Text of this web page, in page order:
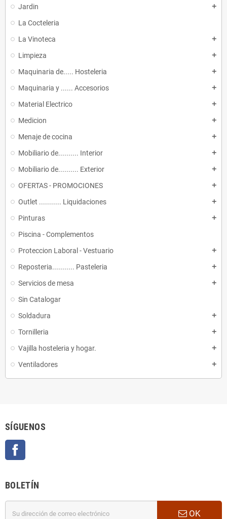
Jardin add
La Cocteleria
La Vinoteca
add
Limpieza add
Maquinaria de..... Hosteleria add
Maquinaria y ...... Accesorios add
Material Electrico add
Medicion add
Menaje de cocina add
Mobiliario de.......... Interior add
Mobiliario de.......... Exterior add
OFERTAS - PROMOCIONES add
Outlet ........... Liquidaciones add
Pinturas add
Piscina - Complementos
Proteccion Laboral - Vestuario
add
Reposteria........... Pasteleria add
Servicios de mesa add
Sin Catalogar
Soldadura
add
Tornilleria add
Vajilla hosteleria y hogar. add
Ventiladores add
SÍGUENOS
BOLETÍN
OK